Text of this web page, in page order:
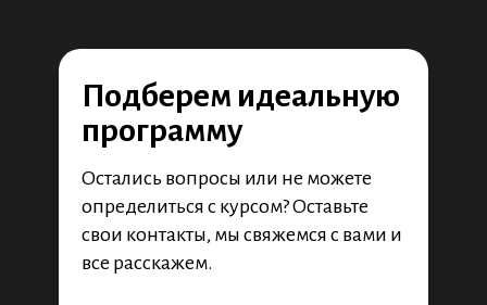
Остались вопросы или не можете
определиться с курсом? Оставьте
свои контакты, мы свяжемся с вами и
все расскажем.
Подберем идеальную
программу